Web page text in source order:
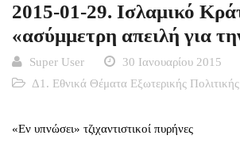
2015-01-29. Ισλαμικό
«ασύμμετρη απειλή για
Super User
30 Ιανουαρίου 2015
Δ1. Εθνικά Θέματα Εξωτερικής Πολιτικής
«Εν υπνώσει» τζιχαντιστικοί πυρήνες